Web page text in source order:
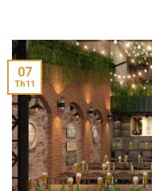
07
Th11